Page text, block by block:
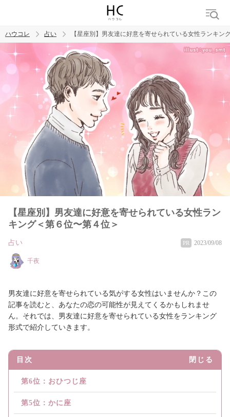
トレンド ワード
ハウコレ 占い 【星座別】男友達に好意を寄せられている女性ランキン
【星座別】男友達に好意を寄せられている女性ラン
キング＜第６位〜第４位＞
占い PR 2023/09/08
千夜
男友達に好意を寄せられている気がする女性はいませんか？この
記事を読むと、あなたの恋の可能性が見えてくるかもしれませ
ん。それでは、男友達に好意を寄せられている女性をランキング
形式で紹介していきます。
目次 閉じる
第6位：おひつじ座
第5位：かに座